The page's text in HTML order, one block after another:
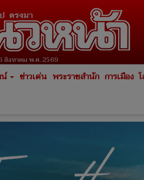
งหาคม พ.ศ. 2569
ข่าวเด่น พระราชสำนัก การเมือง